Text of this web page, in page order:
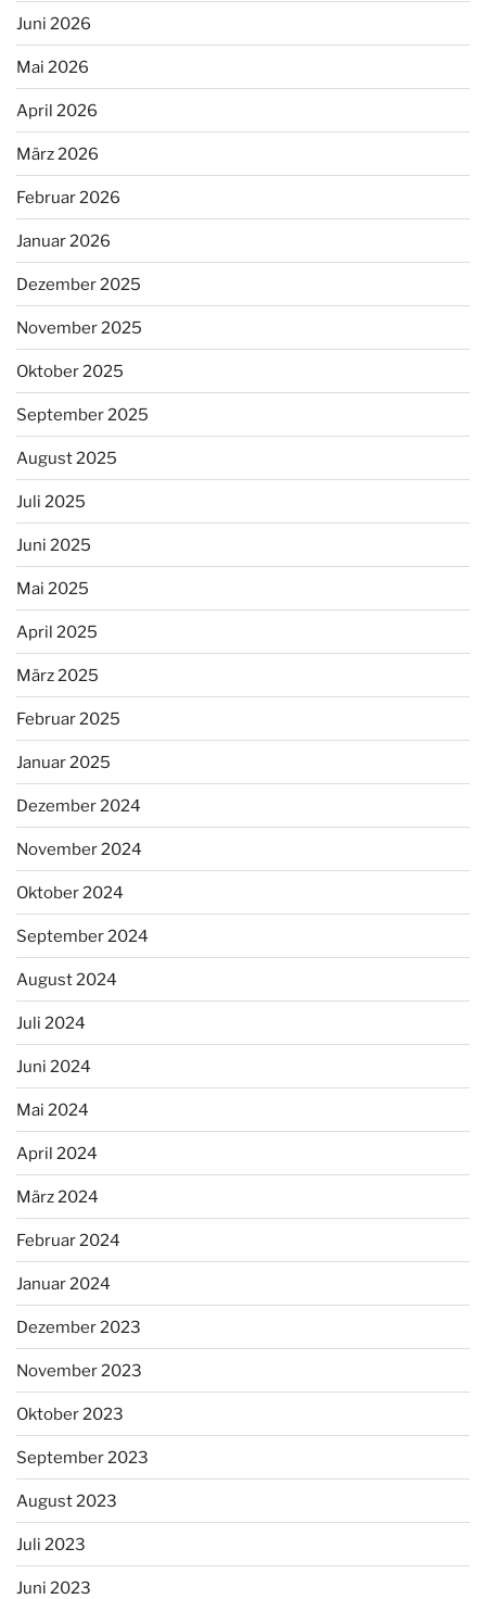
Juni 2026
Mai 2026
April 2026
März 2026
Februar 2026
Januar 2026
Dezember 2025
November 2025
Oktober 2025
September 2025
August 2025
Juli 2025
Juni 2025
Mai 2025
April 2025
März 2025
Februar 2025
Januar 2025
Dezember 2024
November 2024
Oktober 2024
September 2024
August 2024
Juli 2024
Juni 2024
Mai 2024
April 2024
März 2024
Februar 2024
Januar 2024
Dezember 2023
November 2023
Oktober 2023
September 2023
August 2023
Juli 2023
Juni 2023